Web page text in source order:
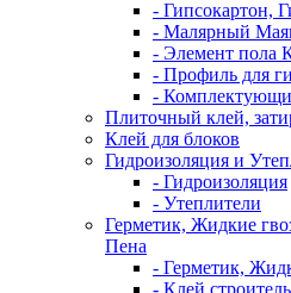
- Гипсокартон,
- Малярный
- Элемент пола
- Профиль для
-
Плиточный клей,
Клей для блоков
Гидроизоляция и
- Гидроизоляция
- Утеплители
Герметик, Жидкие
Пена
- Герметик,
- Клей